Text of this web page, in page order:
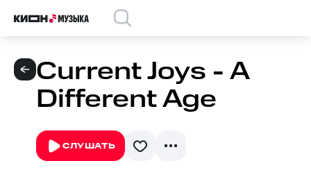
Current Joys - A
Different Age
СЛУШАТЬ